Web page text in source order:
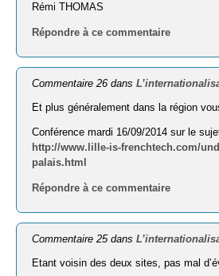
Rémi THOMAS
Répondre à ce commentaire
Commentaire 26 dans
Et plus généralement dans la région
Conférence mardi 16/09/2014 sur le
http://www.lille-is-frenchtech.com/
palais.html
Répondre à ce commentaire
Commentaire 25 dans
Etant voisin des deux sites, pas mal